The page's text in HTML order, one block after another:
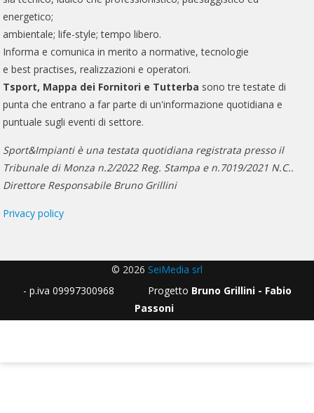
energetico;
ambientale; life-style; tempo libero.
Informa e comunica in merito a normative, tecnologie
e best practises, realizzazioni e operatori.
Tsport, Mappa dei Fornitori e Tutterba sono tre testate di
punta che entrano a far parte di un'informazione quotidiana e
puntuale sugli eventi di settore.
Sport&Impianti è una testata quotidiana registrata presso il
Tribunale di Monza n.2/2022 Reg. Stampa e n.7019/2021 N.C..
Direttore Responsabile Bruno Grillini
Privacy policy
© 2026 SeiMedia srl
- p.iva 09997300968 Progetto Bruno Grillini - Fabio
Passoni